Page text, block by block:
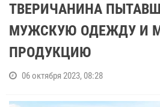
ТВЕРИЧАНИНА
МУЖСКУЮ ОДЕЖДУ И
ПРОДУКЦИЮ
06 октября 2023, 08:28